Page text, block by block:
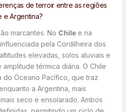
de terroir entre as regiões
e Argentina?
marcantes. No Chilee na
pela Cordilheira dos
elevadas, solos aluviais e
térmica diária. O Chile
do Oceano Pacífico, que traz
a Argentina, mais
seco e ensolarado. Ambos